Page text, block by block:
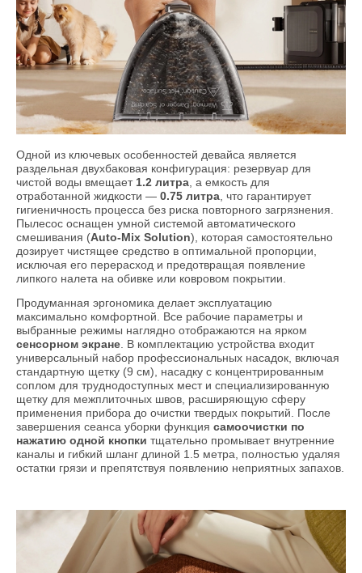
Одной из ключевых особенностей девайса является
раздельная двухбаковая конфигурация: резервуар для
чистой воды вмещает 1.2 литра, а емкость для
отработанной жидкости — 0.75 литра, что гарантирует
гигиеничность процесса без риска повторного загрязнения.
Пылесос оснащен умной системой автоматического
смешивания (Auto-Mix Solution), которая самостоятельно
дозирует чистящее средство в оптимальной пропорции,
исключая его перерасход и предотвращая появление
липкого налета на обивке или ковровом покрытии.
Продуманная эргономика делает эксплуатацию
максимально комфортной. Все рабочие параметры и
выбранные режимы наглядно отображаются на ярком
сенсорном экране. В комплектацию устройства входит
универсальный набор профессиональных насадок, включая
стандартную щетку (9 см), насадку с концентрированным
соплом для труднодоступных мест и специализированную
щетку для межплиточных швов, расширяющую сферу
применения прибора до очистки твердых покрытий. После
завершения сеанса уборки функция самоочистки по
нажатию одной кнопки тщательно промывает внутренние
каналы и гибкий шланг длиной 1.5 метра, полностью удаляя
остатки грязи и препятствуя появлению неприятных запахов.